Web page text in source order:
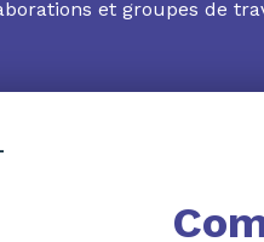
et groupes de